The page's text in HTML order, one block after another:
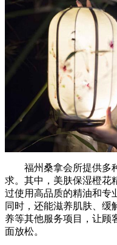
福州桑拿会所提供多种
求。其中，美肤保湿橙花
过使用高品质的精油和专
同时，还能滋养肌肤、缓
养等其他服务项目，让顾
面放松。